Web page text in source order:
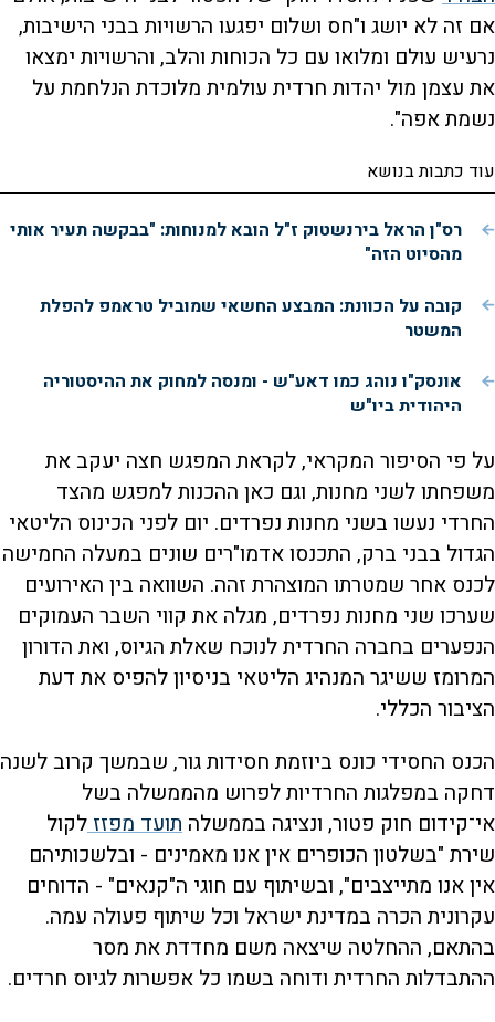
אם זה לא יושג ו"חס ושלום יפגעו הרשויות בבני הישיבות,
נרעיש עולם ומלואו עם כל הכוחות והלב, והרשויות ימצאו
את עצמן מול יהדות חרדית עולמית מלוכדת הנלחמת על
נשמת אפה".
עוד כתבות בנושא
רס"ן הראל בירנשטוק ז"ל הובא למנוחות: "בבקשה תעיר אותי
מהסיוט הזה"
קובה על הכוונת: המבצע החשאי שמוביל טראמפ להפלת
המשטר
אונסק"ו נוהג כמו דאע"ש - ומנסה למחוק את ההיסטוריה
היהודית ביו"ש
על פי הסיפור המקראי, לקראת המפגש חצה יעקב את
משפחתו לשני מחנות, וגם כאן ההכנות למפגש מהצד
החרדי נעשו בשני מחנות נפרדים. יום לפני הכינוס הליטאי
הגדול בבני ברק, התכנסו אדמו"רים שונים במעלה החמישה
לכנס אחר שמטרתו המוצהרת זהה. השוואה בין האירועים
שערכו שני מחנות נפרדים, מגלה את קווי השבר העמוקים
הנפערים בחברה החרדית לנוכח שאלת הגיוס, ואת הדורון
המרומז ששיגר המנהיג הליטאי בניסיון להפיס את דעת
הציבור הכללי.
הכנס החסידי כונס ביוזמת חסידות גור, שבמשך קרוב לשנה
דחקה במפלגות החרדיות לפרוש מהממשלה בשל
אי־קידום חוק פטור, ונציגה בממשלה תועד מפזזלקול
שירת "בשלטון הכופרים אין אנו מאמינים - ובלשכותיהם
אין אנו מתייצבים", ובשיתוף עם חוגי ה"קנאים" - הדוחים
עקרונית הכרה במדינת ישראל וכל שיתוף פעולה עמה.
בהתאם, ההחלטה שיצאה משם מחדדת את מסר
ההתבדלות החרדית ודוחה בשמו כל אפשרות לגיוס חרדים.